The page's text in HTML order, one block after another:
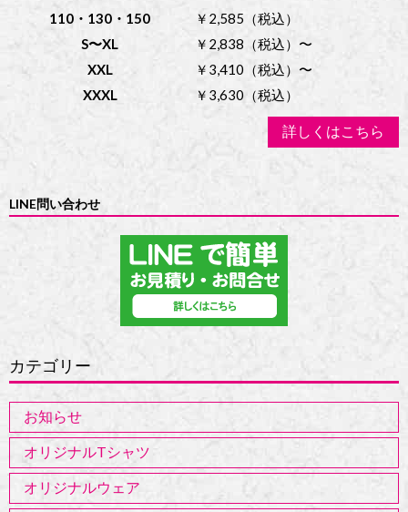
110・130・150
￥2,585（税込）
S〜XL
￥2,838（税込）〜
XXL
￥3,410（税込）〜
XXXL
￥3,630（税込）
詳しくはこちら
LINE問い合わせ
カテゴリー
お知らせ
オリジナルTシャツ
オリジナルウェア